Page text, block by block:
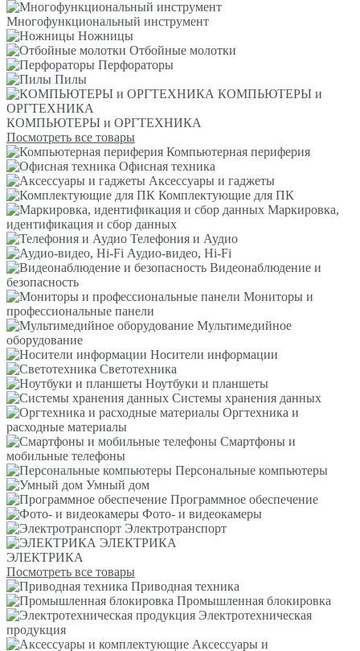
Многофункциональный инструмент
Ножницы
Отбойные молотки
Перфораторы
Пилы
КОМПЬЮТЕРЫ и
ОРГТЕХНИКА
КОМПЬЮТЕРЫ и ОРГТЕХНИКА
Посмотреть все товары
Компьютерная периферия
Офисная техника
Аксессуары и гаджеты
Комплектующие для ПК
Маркировка,
идентификация и сбор данных
Телефония и Аудио
Аудио-видео, Hi-Fi
Видеонаблюдение и
безопасность
Мониторы и
профессиональные панели
Мультимедийное
оборудование
Носители информации
Светотехника
Ноутбуки и планшеты
Системы хранения данных
Оргтехника и
расходные материалы
Смартфоны и
мобильные телефоны
Персональные компьютеры
Умный дом
Программное обеспечение
Фото- и видеокамеры
Электротранспорт
ЭЛЕКТРИКА
ЭЛЕКТРИКА
Посмотреть все товары
Приводная техника
Промышленная блокировка
Электротехническая
продукция
Аксессуары и